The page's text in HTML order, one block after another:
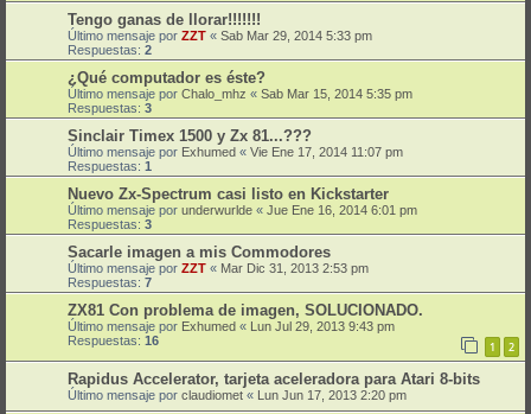
Tengo ganas de llorar!!!!!!!
Último mensaje por ZZT « Sab Mar 29, 2014 5:33 pm
Respuestas: 2
¿Qué computador es éste?
Último mensaje por Chalo_mhz « Sab Mar 15, 2014 5:35 pm
Respuestas: 3
Sinclair Timex 1500 y Zx 81...???
Último mensaje por Exhumed « Vie Ene 17, 2014 11:07 pm
Respuestas: 1
Nuevo Zx-Spectrum casi listo en Kickstarter
Último mensaje por underwurlde « Jue Ene 16, 2014 6:01 pm
Respuestas: 3
Sacarle imagen a mis Commodores
Último mensaje por ZZT « Mar Dic 31, 2013 2:53 pm
Respuestas: 7
ZX81 Con problema de imagen, SOLUCIONADO.
Último mensaje por Exhumed « Lun Jul 29, 2013 9:43 pm
Respuestas: 16 1 2
Rapidus Accelerator, tarjeta aceleradora para Atari 8-bits
Último mensaje por claudiomet « Lun Jun 17, 2013 2:20 pm